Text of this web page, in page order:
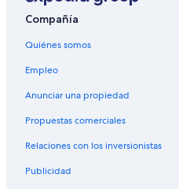
Casas de ciudad en Aurora
Resorts en Aurora
Apartamentos en Aurora
Ranchos en Aurora
Hostales en Aurora
Hoteles de Best Western en Aurora
Compañía
Quiénes somos
Empleo
Anunciar una propiedad
Propuestas comerciales
Relaciones con los inversionistas
Publicidad